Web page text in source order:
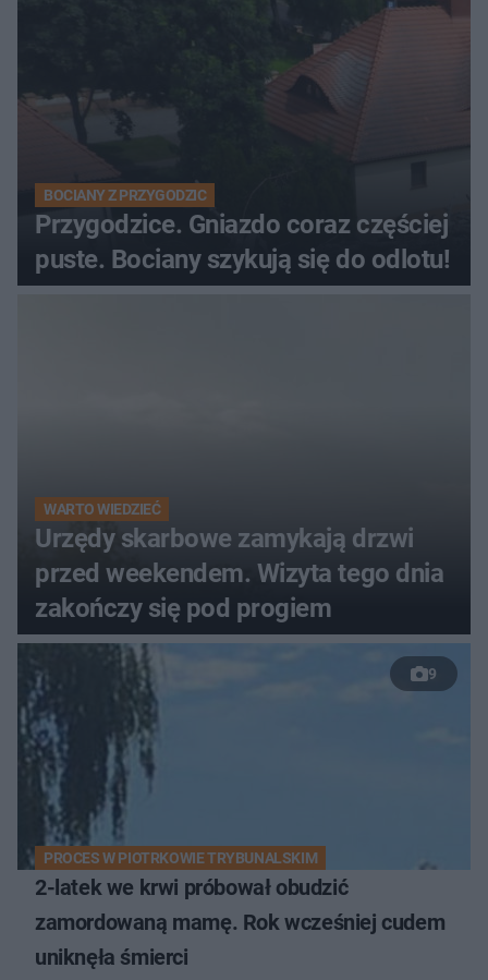
BOCIANY Z PRZYGODZIC
Przygodzice. Gniazdo coraz częściej
puste. Bociany szykują się do odlotu!
WARTO WIEDZIEĆ
Urzędy skarbowe zamykają drzwi
przed weekendem. Wizyta tego dnia
zakończy się pod progiem
9
PROCES W PIOTRKOWIE TRYBUNALSKIM
2-latek we krwi próbował obudzić
zamordowaną mamę. Rok wcześniej cudem
uniknęła śmierci